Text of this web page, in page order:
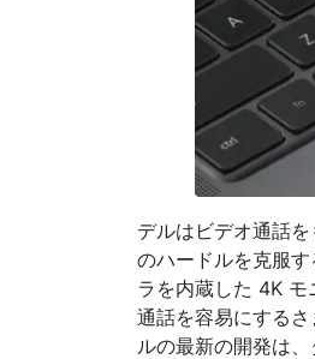
デルはビデオ通話
のハードルを克服
ラを内蔵した 4K
通話を容易にする
ルの最新の開発は